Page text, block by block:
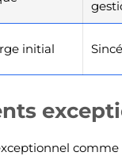
initial